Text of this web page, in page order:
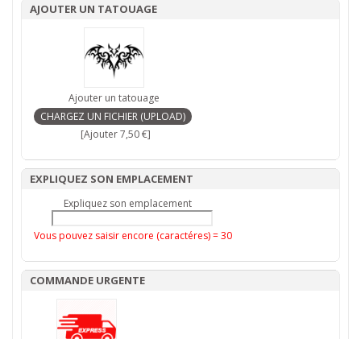
AJOUTER UN TATOUAGE
Ajouter un tatouage
[Ajouter 7,50 €]
EXPLIQUEZ SON EMPLACEMENT
Expliquez son emplacement
Vous pouvez saisir encore (caractéres) =30
COMMANDE URGENTE